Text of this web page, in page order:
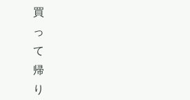
買
っ
て
帰
り